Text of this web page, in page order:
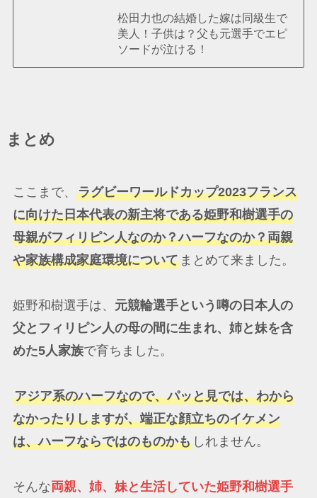
松田力也の結婚した嫁は同級生で
美人！子供は？父も元選手でエピ
ソードが泣ける！
まとめ
ここまで、 ラグビーワールドカップ2023フランス
に向けた日本代表の新主将である姫野和樹選手の
母親がフィリピン人なのか？ハーフなのか？両親
や家族構成家庭環境についてまとめて来ました。
姫野和樹選手は、 元競輪選手という噂の日本人の
父とフィリピン人の母の間に生まれ、姉と妹を含
めた5人家族で育ちました。
アジア系のハーフなので、パッと見では、わから
なかったりしますが、端正な顔立ちのイケメン
は、ハーフならではのものかもしれません。
そんな両親、姉、妹と生活していた姫野和樹選手